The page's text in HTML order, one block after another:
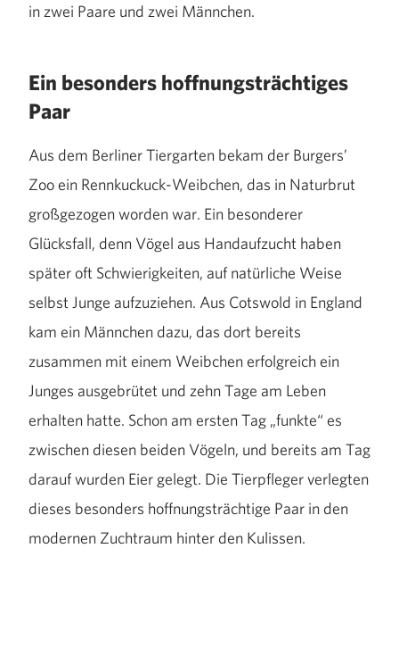
in zwei Paare und zwei Männchen.
Ein besonders hoffnungsträchtiges
Paar
Aus dem Berliner Tiergarten bekam der Burgers’
Zoo ein Rennkuckuck-Weibchen, das in Naturbrut
großgezogen worden war. Ein besonderer
Glücksfall, denn Vögel aus Handaufzucht haben
später oft Schwierigkeiten, auf natürliche Weise
selbst Junge aufzuziehen. Aus Cotswold in England
kam ein Männchen dazu, das dort bereits
zusammen mit einem Weibchen erfolgreich ein
Junges ausgebrütet und zehn Tage am Leben
erhalten hatte. Schon am ersten Tag „funkte“ es
zwischen diesen beiden Vögeln, und bereits am Tag
darauf wurden Eier gelegt. Die Tierpfleger verlegten
dieses besonders hoffnungsträchtige Paar in den
modernen Zuchtraum hinter den Kulissen.